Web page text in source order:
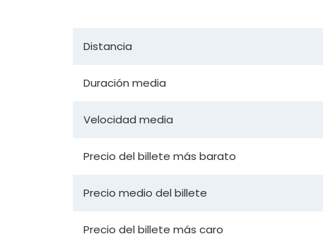
Distancia
Duración media
Velocidad media
Precio del billete más barato
Precio medio del billete
Precio del billete más caro